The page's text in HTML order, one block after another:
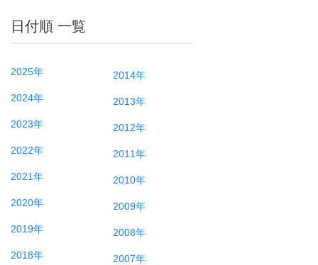
日付順 一覧
2025年
2024年
2023年
2022年
2021年
2020年
2019年
2018年
2014年
2013年
2012年
2011年
2010年
2009年
2008年
2007年